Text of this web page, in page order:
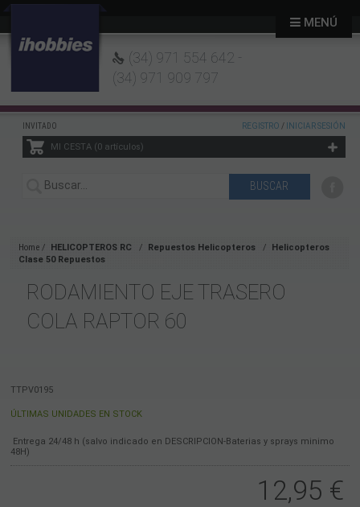
(34) 971 554 642 -
(34) 971 909 797
INVITADO REGISTRO / INICIAR SESIÓN
MI CESTA 0artículos
MENÚ
Home HELICOPTEROS RC Repuestos Helicopteros
Helicopteros
Clase 50 Repuestos
RODAMIENTO EJE TRASERO
COLA RAPTOR 60
TTPV0195
ÚLTIMAS UNIDADES EN STOCK
Entrega 24/48 h (salvo indicado en DESCRIPCION-Baterias y sprays minimo
48H)
12,95 €